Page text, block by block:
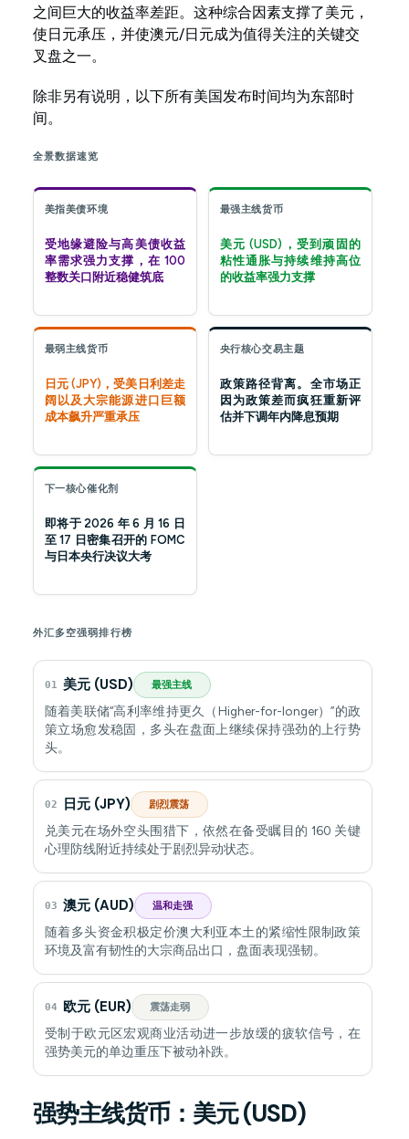
之间巨大的收益率差距。这种综合因素支撑了美元，
使日元承压，并使澳元/日元成为值得关注的关键交
叉盘之一。
除非另有说明，以下所有美国发布时间均为东部时
间。
全景数据速览
美指美债环境
受地缘避险与高美债收益
率需求强力支撑，在 100
整数关口附近稳健筑底
最强主线货币
美元 (USD)，受到顽固的
粘性通胀与持续维持高位
的收益率强力支撑
最弱主线货币
日元 (JPY)，受美日利差走
阔以及大宗能源进口巨额
成本飙升严重承压
央行核心交易主题
政策路径背离。全市场正
因为政策差而疯狂重新评
估并下调年内降息预期
下一核心催化剂
即将于 2026 年 6 月 16 日
至 17 日密集召开的 FOMC
与日本央行决议大考
外汇多空强弱排行榜
01 美元 (USD)
随着美联储“高利率维持更久（Higher-for-longer）”的政
策立场愈发稳固，多头在盘面上继续保持强劲的上行势
头。
最强主线
02 日元 (JPY)
兑美元在场外空头围猎下，依然在备受瞩目的 160 关键
心理防线附近持续处于剧烈异动状态。
剧烈震荡
03 澳元 (AUD)
随着多头资金积极定价澳大利亚本土的紧缩性限制政策
环境及富有韧性的大宗商品出口，盘面表现强韧。
温和走强
04 欧元 (EUR)
受制于欧元区宏观商业活动进一步放缓的疲软信号，在
强势美元的单边重压下被动补跌。
震荡走弱
强势主线货币：美元 (USD)